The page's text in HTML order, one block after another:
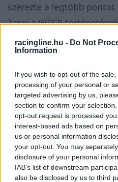
racingline.hu - Do Not
Information
If you wish to opt-out of the
processing of your personal or
targeted advertising by us,
section to confirm your
opt-out request is processed
interest-based ads based on
us or personal information
your opt-out. You may
disclosure of your personal
IAB’s list of downstream
also be disclosed by us to third
szerezte a legtöbb pontot
Tassi a WTCR
futamgyőztese is lett.
másodikként a
magyar versenyzője,
Motorsport Cupra) pedig